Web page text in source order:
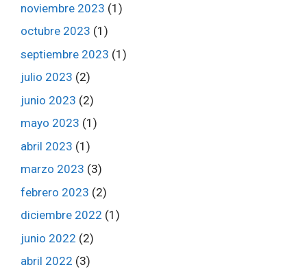
noviembre 2023 (1)
octubre 2023 (1)
septiembre 2023 (1)
julio 2023 (2)
junio 2023 (2)
mayo 2023 (1)
abril 2023 (1)
marzo 2023 (3)
febrero 2023 (2)
diciembre 2022 (1)
junio 2022 (2)
abril 2022 (3)